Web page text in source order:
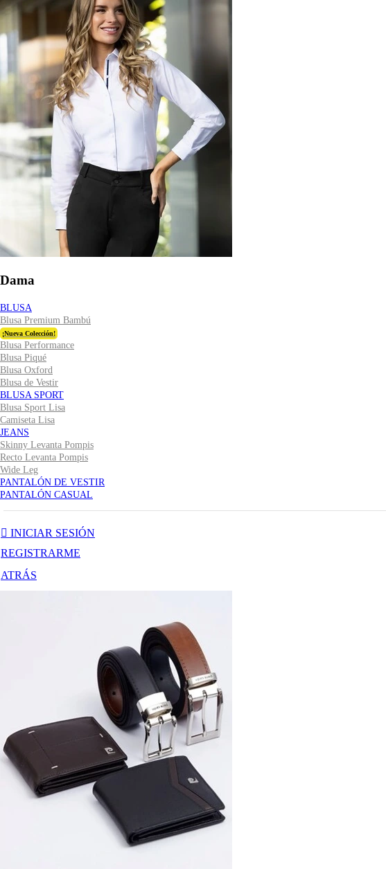
Dama
BLUSA
Blusa Premium Bambú
¡Nueva Colección!
Blusa Performance
Blusa Piqué
Blusa Oxford
Blusa de Vestir
BLUSA SPORT
Blusa Sport Lisa
Camiseta Lisa
JEANS
Skinny Levanta Pompis
Recto Levanta Pompis
Wide Leg
PANTALÓN DE VESTIR
PANTALÓN CASUAL
INICIAR SESIÓN
REGISTRARME
ATRÁS